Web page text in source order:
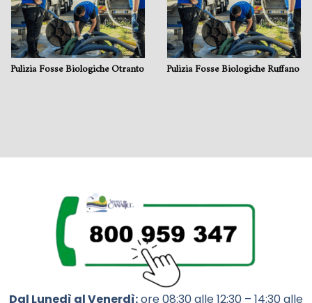
Pulizia Fosse Biologiche Otranto Pulizia Fosse Biologiche Ruffano
Dal Lunedì al Venerdì:ore 08:30 alle 12:30 – 14:30 alle